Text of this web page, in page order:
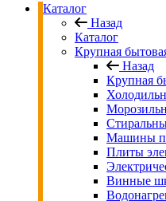
Каталог
Назад
Каталог
Крупная
Назад
Крупная
Машины
Плиты
Винные